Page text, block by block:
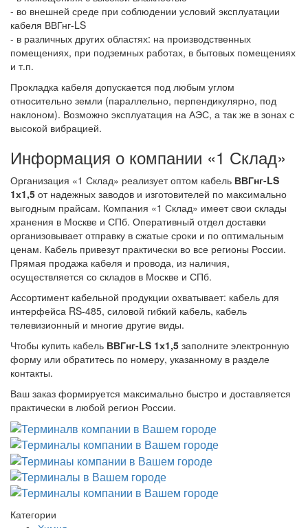
- во внешней среде при соблюдении условий эксплуатации
кабеля ВВГнг-LS
- в различных других областях: на производственных
помещениях, при подземных работах, в бытовых помещениях
и т.п.
Прокладка кабеля допускается под любым углом
относительно земли (параллельно, перпендикулярно, под
наклоном). Возможно эксплуатация на АЭС, а так же в зонах с
высокой вибрацией.
Информация о компании «1 Склад»
Организация «1 Склад» реализует оптом кабель ВВГнг-LS
1х1,5 от надежных заводов и изготовителей по максимально
выгодным прайсам. Компания «1 Склад» имеет свои склады
хранения в Москве и СПб. Оперативный отдел доставки
организовывает отправку в сжатые сроки и по оптимальным
ценам. Кабель привезут практически во все регионы России.
Прямая продажа кабеля и провода, из наличия,
осуществляется со складов в Москве и СПб.
Ассортимент кабельной продукции охватывает: кабель для
интерфейса RS-485, силовой гибкий кабель, кабель
телевизионный и многие другие виды.
Чтобы купить кабель ВВГнг-LS 1х1,5 заполните электронную
форму или обратитесь по номеру, указанному в разделе
контакты.
Ваш заказ формируется максимально быстро и доставляется
практически в любой регион России.
Категории